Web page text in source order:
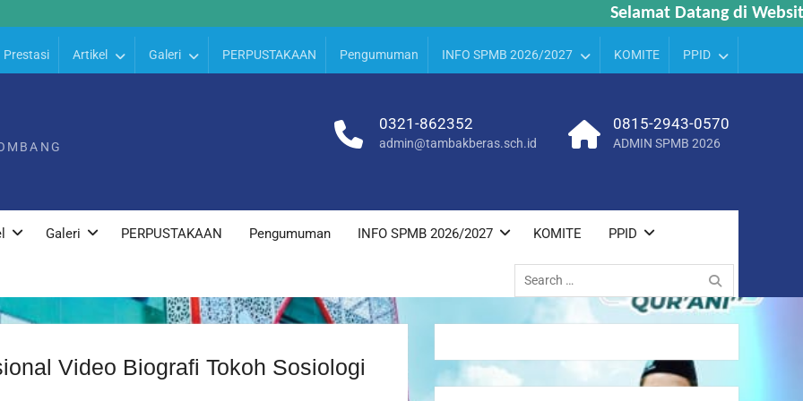
Prestasi Artikel Galeri PERPUSTAKAAN Pengumuman INFO SPMB 2026/2027 KOMITE PPID
0321-862352
admin@tambakberas.sch.id
0815-2943-0570
ADMIN SPMB 2026
Galeri PERPUSTAKAAN Pengumuman INFO SPMB 2026/2027 KOMITE PPID
Search
for:
Video Biografi Tokoh Sosiologi
Selamat Datang di Website
Selamat Datang di Website